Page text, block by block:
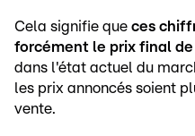
Cela signifie que ces
forcément le prix final
dans l'état actuel du
les prix annoncés soient
vente.